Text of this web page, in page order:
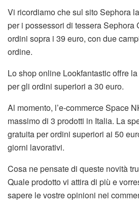
Vi ricordiamo che sul sito Sephora
per i possessori di tessera Sephora
ordini sopra i 39 euro, con due
ordine.
Lo shop online Lookfantastic offre
per gli ordini superiori a 30 euro.
Al momento, l’e-commerce Space
massimo di 3 prodotti in Italia. La
gratuita per ordini superiori ai 50
giorni lavorativi.
Cosa ne pensate di queste novità
Quale prodotto vi attira di più e
sapere le vostre opinioni nei